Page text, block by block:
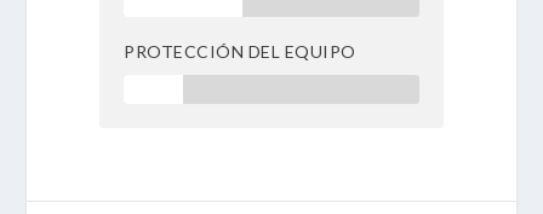
PROTECCIÓN DEL EQUIPO